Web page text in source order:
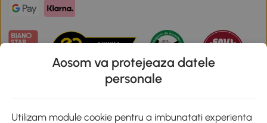
Descarca aplicatia Aosom
Aosom va protejeaza datele
personale
Utilizam module cookie pentru a imbunatati experienta